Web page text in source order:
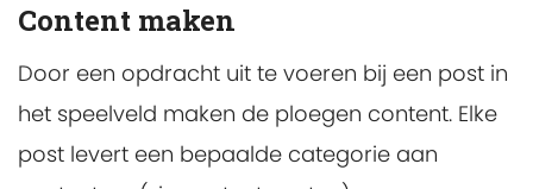
Content maken
Door een opdracht uit te voeren bij een post in
het speelveld maken de ploegen content. Elke
post levert een bepaalde categorie aan